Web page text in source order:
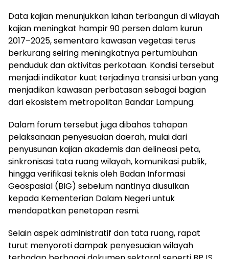
Data kajian menunjukkan lahan terbangun di wilayah
kajian meningkat hampir 90 persen dalam kurun
2017–2025, sementara kawasan vegetasi terus
berkurang seiring meningkatnya pertumbuhan
penduduk dan aktivitas perkotaan. Kondisi tersebut
menjadi indikator kuat terjadinya transisi urban yang
menjadikan kawasan perbatasan sebagai bagian
dari ekosistem metropolitan Bandar Lampung.
Dalam forum tersebut juga dibahas tahapan
pelaksanaan penyesuaian daerah, mulai dari
penyusunan kajian akademis dan delineasi peta,
sinkronisasi tata ruang wilayah, komunikasi publik,
hingga verifikasi teknis oleh Badan Informasi
Geospasial (BIG) sebelum nantinya diusulkan
kepada Kementerian Dalam Negeri untuk
mendapatkan penetapan resmi.
Selain aspek administratif dan tata ruang, rapat
turut menyoroti dampak penyesuaian wilayah